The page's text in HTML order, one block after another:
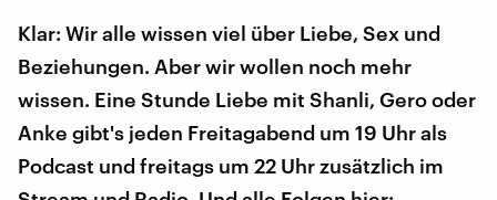
Klar: Wir alle wissen viel über Liebe, Sex und
Beziehungen. Aber wir wollen noch mehr
wissen. Eine Stunde Liebe mit Shanli, Gero oder
Anke gibt's jeden Freitagabend um 19 Uhr als
Podcast und freitags um 22 Uhr zusätzlich im